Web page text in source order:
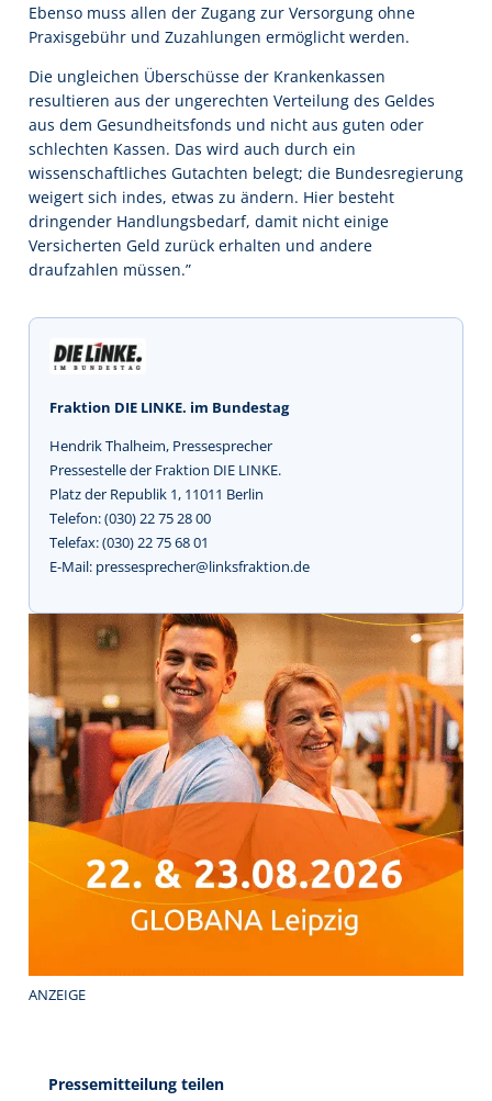
Ebenso muss allen der Zugang zur Versorgung ohne
Praxisgebühr und Zuzahlungen ermöglicht werden.
Die ungleichen Überschüsse der Krankenkassen
resultieren aus der ungerechten Verteilung des Geldes
aus dem Gesundheitsfonds und nicht aus guten oder
schlechten Kassen. Das wird auch durch ein
wissenschaftliches Gutachten belegt; die Bundesregierung
weigert sich indes, etwas zu ändern. Hier besteht
dringender Handlungsbedarf, damit nicht einige
Versicherten Geld zurück erhalten und andere
draufzahlen müssen.”
Fraktion DIE LINKE. im Bundestag
Hendrik Thalheim, Pressesprecher
Pressestelle der Fraktion DIE LINKE.
Platz der Republik 1, 11011 Berlin
Telefon: (030) 22 75 28 00
Telefax: (030) 22 75 68 01
E-Mail: pressesprecher@linksfraktion.de
ANZEIGE
Pressemitteilung teilen